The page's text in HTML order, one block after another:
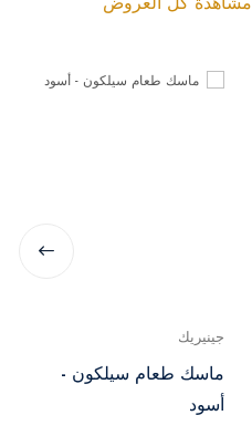
جينيريك
ماسك طعام سيلكون -
أسود